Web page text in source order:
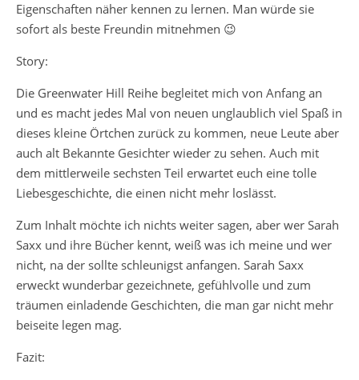
Eigenschaften näher kennen zu lernen. Man würde sie
sofort als beste Freundin mitnehmen 😉
Story:
Die Greenwater Hill Reihe begleitet mich von Anfang an
und es macht jedes Mal von neuen unglaublich viel Spaß in
dieses kleine Örtchen zurück zu kommen, neue Leute aber
auch alt Bekannte Gesichter wieder zu sehen. Auch mit
dem mittlerweile sechsten Teil erwartet euch eine tolle
Liebesgeschichte, die einen nicht mehr loslässt.
Zum Inhalt möchte ich nichts weiter sagen, aber wer Sarah
Saxx und ihre Bücher kennt, weiß was ich meine und wer
nicht, na der sollte schleunigst anfangen. Sarah Saxx
erweckt wunderbar gezeichnete, gefühlvolle und zum
träumen einladende Geschichten, die man gar nicht mehr
beiseite legen mag.
Fazit: